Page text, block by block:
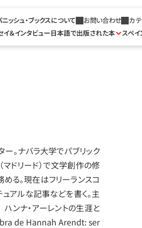
ニッシュ・ブックスについて お問い合わせ カ
イ＆インタビュー日本語で出版された本 スペ
ー。ナバラ大学でパブリック
ドリード）で文学創作の修
る。現在はフリーランスコ
アルな記事などを書く。主
ンナ‧アーレントの生涯と
de Hannah Arendt: ser